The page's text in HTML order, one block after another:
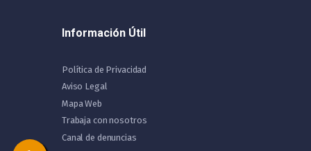
Información Útil
Política de Privacidad
Aviso Legal
Mapa Web
Trabaja con nosotros
Canal de denuncias